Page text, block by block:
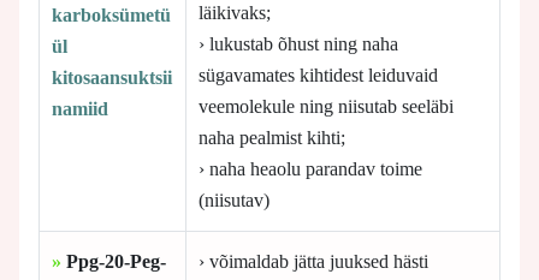
karboksümetü
ül
kitosaansuktsii
namiid
läikivaks;
› lukustab õhust ning naha
sügavamates kihtidest leiduvaid
veemolekule ning niisutab seeläbi
naha pealmist kihti;
› naha heaolu parandav toime
(niisutav)
» Ppg-20-Peg-
› võimaldab jätta juuksed hästi